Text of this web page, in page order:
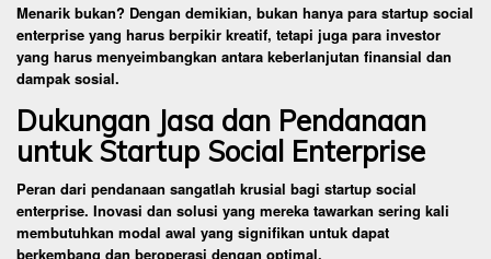
Menarik bukan? Dengan demikian, bukan hanya para startup social
enterprise yang harus berpikir kreatif, tetapi juga para investor
yang harus menyeimbangkan antara keberlanjutan finansial dan
dampak sosial.
Dukungan Jasa dan Pendanaan
untuk Startup Social Enterprise
Peran dari pendanaan sangatlah krusial bagi startup social
enterprise. Inovasi dan solusi yang mereka tawarkan sering kali
membutuhkan modal awal yang signifikan untuk dapat
berkembang dan beroperasi dengan optimal.